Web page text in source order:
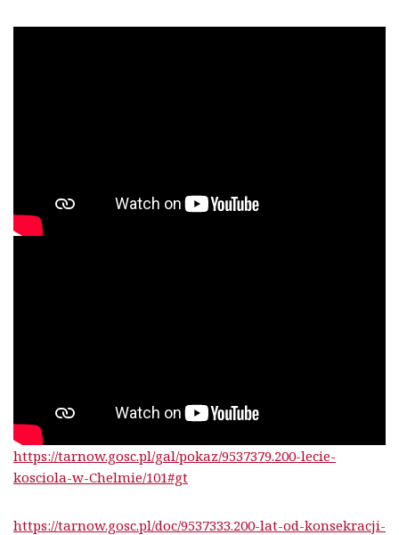
https://tarnow.gosc.pl/gal/pokaz/9537379.200-lecie-
kosciola-w-Chelmie/101#gt
https://tarnow.gosc.pl/doc/9537333.200-lat-od-konsekracji-